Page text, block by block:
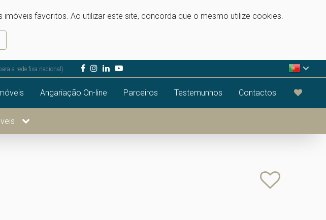
favoritos. Ao utilizar este site, concorda que o mesmo utilize cookies.
a rede fixa nacional)
Angariação On-line Parceiros Testemunhos Contactos